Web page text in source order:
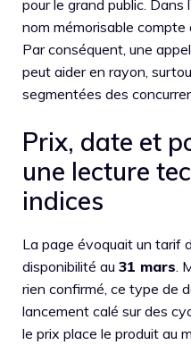
pour le grand public. Dans
nom mémorisable
Par conséquent, une
peut aider en rayon,
segmentées des
Prix, date et
une lecture
indices
La page évoquait un tarif
disponibilité au 31 mars.
rien confirmé, ce type de
lancement calé sur des
le prix place le produit au